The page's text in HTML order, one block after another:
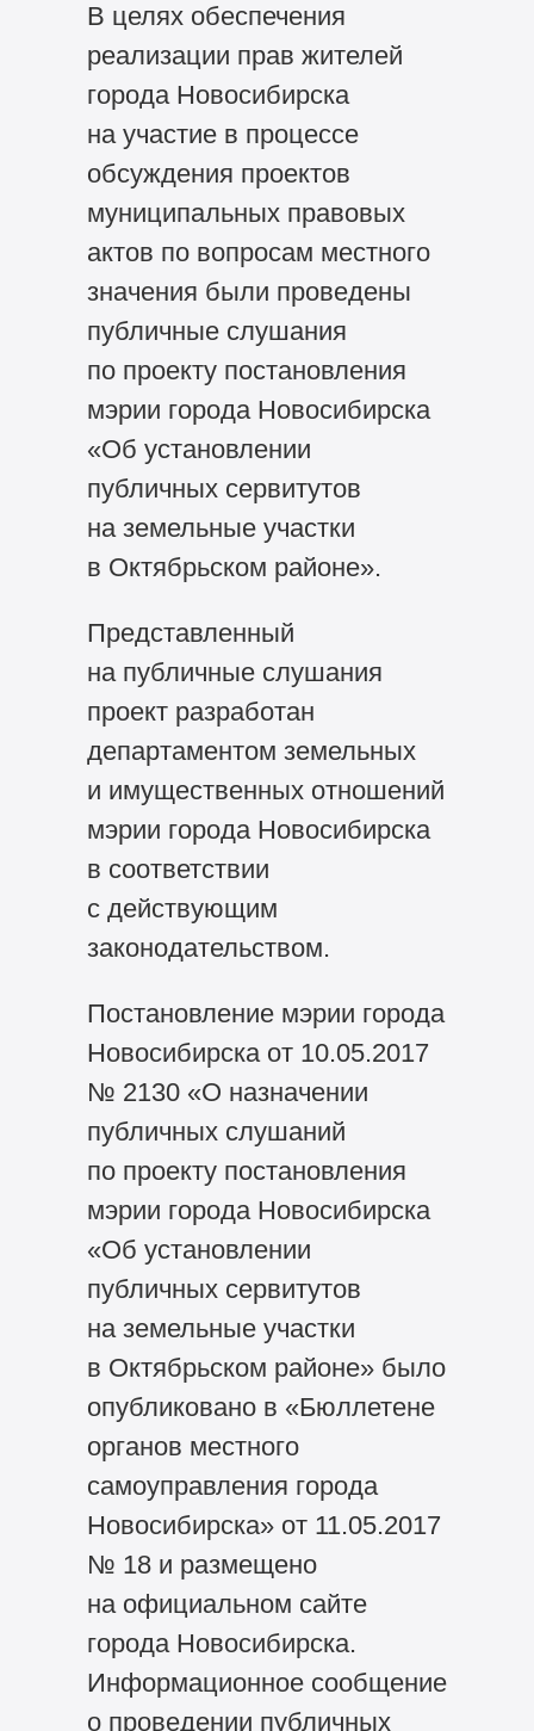
В целях обеспечения
реализации прав жителей
города Новосибирска
на участие в процессе
обсуждения проектов
муниципальных правовых
актов по вопросам местного
значения были проведены
публичные слушания
по проекту постановления
мэрии города Новосибирска
«Об установлении
публичных сервитутов
на земельные участки
в Октябрьском районе».
Представленный
на публичные слушания
проект разработан
департаментом земельных
и имущественных отношений
мэрии города Новосибирска
в соответствии
с действующим
законодательством.
Постановление мэрии города
Новосибирска от 10.05.2017
№ 2130 «О назначении
публичных слушаний
по проекту постановления
мэрии города Новосибирска
«Об установлении
публичных сервитутов
на земельные участки
в Октябрьском районе» было
опубликовано в «Бюллетене
органов местного
самоуправления города
Новосибирска» от 11.05.2017
№ 18 и размещено
на официальном сайте
города Новосибирска.
Информационное сообщение
о проведении публичных